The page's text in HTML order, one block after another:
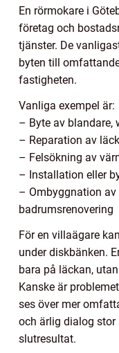
En rörmokare i
företag och
tjänster. De
byten till
fastigheten.
Vanliga exempel är:
– Byte av blandare,
– Reparation av
– Felsökning av
– Installation eller
– Ombyggnation av
badrumsrenovering
För en villaägare
under diskbänken.
bara på läckan,
Kanske är
ses över mer
och ärlig dialog
slutresultat.